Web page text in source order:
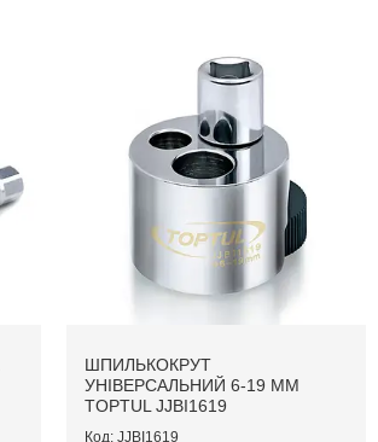
ШПИЛЬКОКРУТ
УНІВЕРСАЛЬНИЙ 6-19 ММ
TOPTUL JJBI1619
JJBI1619